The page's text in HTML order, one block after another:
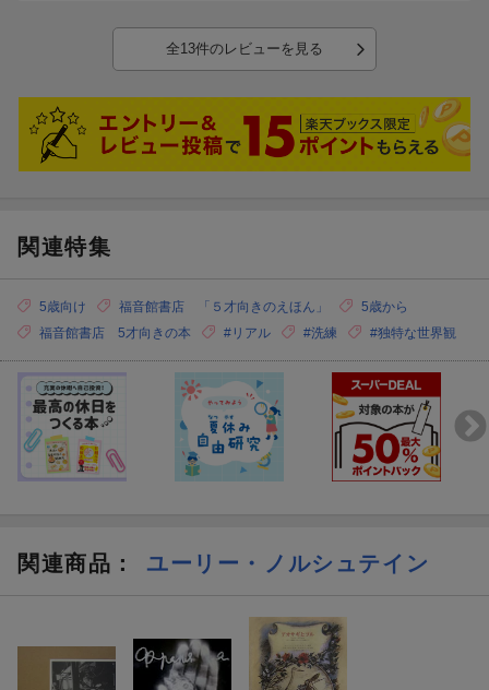
全13件のレビューを見る
関連特集
5歳向け 福音館書店 「５才向きのえほん」
5歳から
福音館書店 5才向きの本
#リアル #洗練 #独特な世界観
関連商品 ： ユーリー・ノルシュテイン